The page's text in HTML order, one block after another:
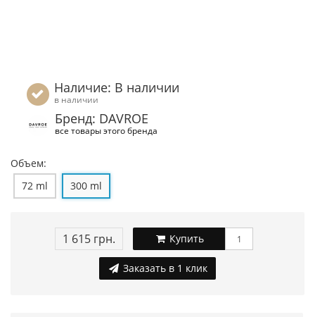
Наличие: В наличии
в наличии
Бренд: DAVROE
все товары этого бренда
Объем:
72 ml
300 ml
1 615 грн. Купить
Заказать в 1 клик